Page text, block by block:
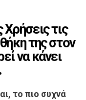
τις
της στον
να κάνει
το πιο συχνά